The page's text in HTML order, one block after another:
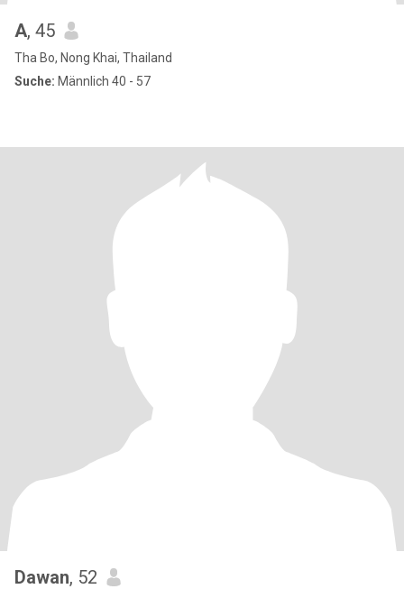
A, 45
Tha Bo, Nong Khai, Thailand
Suche: Männlich 40 - 57
Dawan, 52